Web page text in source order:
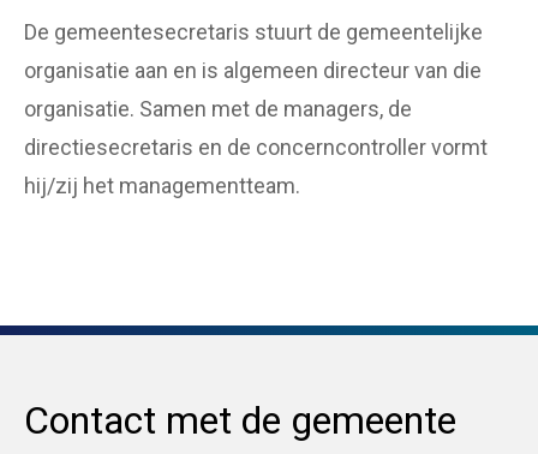
De gemeentesecretaris stuurt de gemeentelijke
organisatie aan en is algemeen directeur van die
organisatie. Samen met de managers, de
directiesecretaris en de concerncontroller vormt
hij/zij het managementteam.
Contact met de gemeente